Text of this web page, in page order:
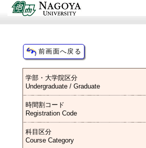
学部・大学院区分
Undergraduate / Graduate
時間割コード
Registration Code
科目区分
Course Category